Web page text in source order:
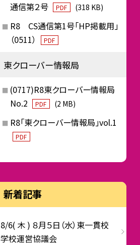
通信第２号
PDF (318 KB)
R8 CS通信第1号「HP掲載用」
（0511）
PDF
東クローバー情報局
(0717)R8東クローバー情報局
No.2
PDF (2 MB)
R8「東クローバー情報局」vol.1
PDF
新着記事
8/6( 木 ) ８月５日（水）東一貫校
学校運営協議会